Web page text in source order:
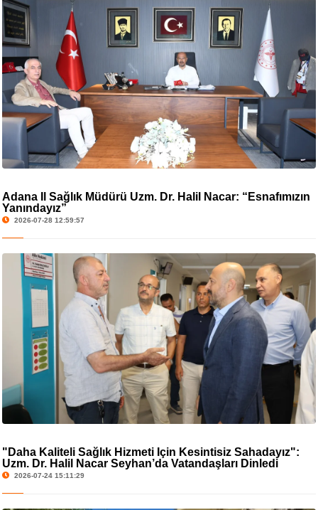
Adana İl Sağlık Müdürü Uzm. Dr. Halil Nacar: “Esnafımızın
Yanındayız”
2026-07-28 12:59:57
"Daha Kaliteli Sağlık Hizmeti İçin Kesintisiz Sahadayız":
Uzm. Dr. Halil Nacar Seyhan’da Vatandaşları Dinledi
2026-07-24 15:11:29